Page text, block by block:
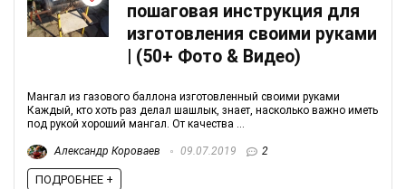
пошаговая инструкция для
изготовления своими руками
| (50+ Фото & Видео)
Мангал из газового баллона изготовленный своими руками
Каждый, кто хоть раз делал шашлык, знает, насколько важно иметь
под рукой хороший мангал. От качества ...
Александр Короваев 09.07.2019 2
ПОДРОБНЕЕ +